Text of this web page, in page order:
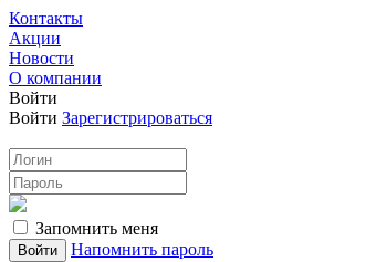
Контакты
Акции
Новости
О компании
Войти
Войти Зарегистрироваться
Запомнить меня
Напомнить пароль